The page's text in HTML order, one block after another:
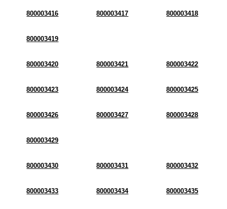
800003416 800003417 800003418
800003419
800003420 800003421 800003422
800003423 800003424 800003425
800003426 800003427 800003428
800003429
800003430 800003431 800003432
800003433 800003434 800003435